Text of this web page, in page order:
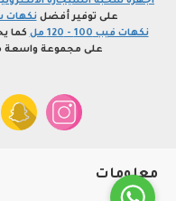
على توفير أفضلنكهات
نكهات فيب 100 - 120 مل
كما
على مجموعة واسعة
معلومات